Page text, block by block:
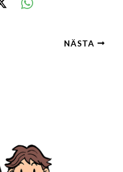
NÄSTA